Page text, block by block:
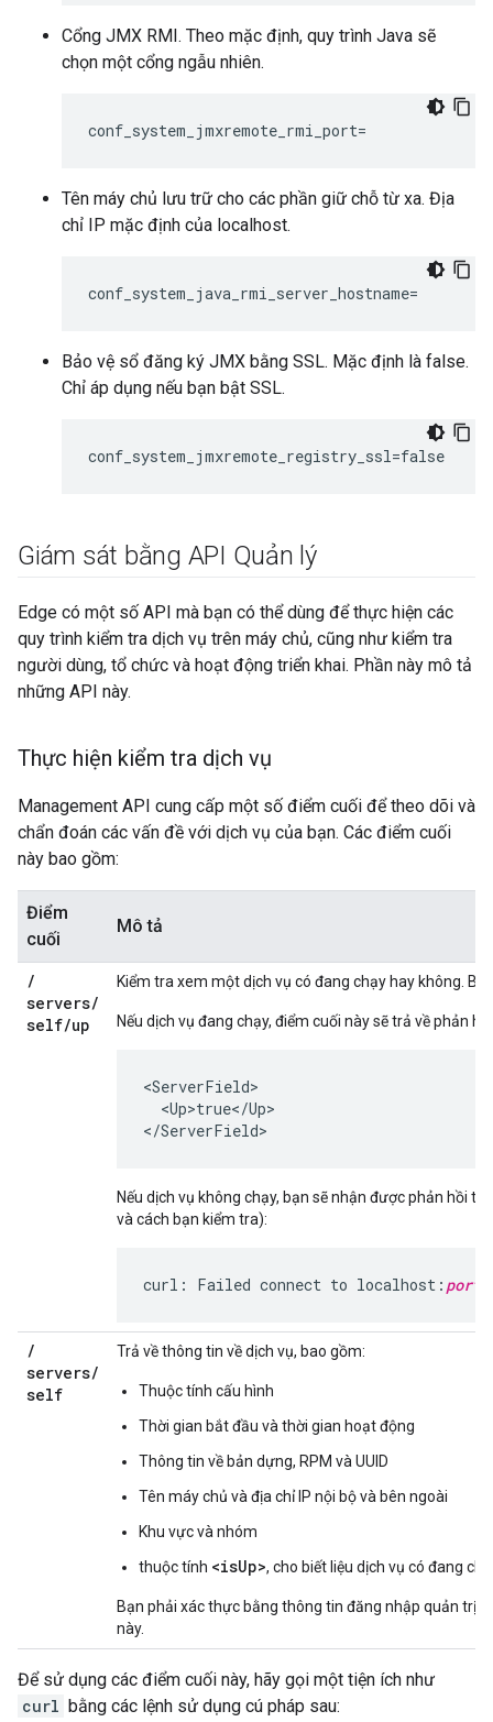
Cổng JMX RMI. Theo mặc định, quy trình Java sẽ
chọn một cổng ngẫu nhiên.
conf_system_jmxremote_rmi_port=
Tên máy chủ lưu trữ cho các phần giữ chỗ từ xa. Địa
chỉ IP mặc định của localhost.
conf_system_java_rmi_server_hostname=
Bảo vệ sổ đăng ký JMX bằng SSL. Mặc định là false.
Chỉ áp dụng nếu bạn bật SSL.
conf_system_jmxremote_registry_ssl=false
Giám sát bằng API Quản lý
Edge có một số API mà bạn có thể dùng để thực hiện các
quy trình kiểm tra dịch vụ trên máy chủ, cũng như kiểm tra
người dùng, tổ chức và hoạt động triển khai. Phần này mô tả
những API này.
Thực hiện kiểm tra dịch vụ
Management API cung cấp một số điểm cuối để theo dõi và
chẩn đoán các vấn đề với dịch vụ của bạn. Các điểm cuối
này bao gồm:
Điểm
cuối
Mô tả
/
servers/
self/up
Kiểm tra xem một dịch vụ có đang chạy hay không.
Nếu dịch vụ đang chạy, điểm cuối này sẽ trả về phản
<ServerField>
  <Up>true</Up>
</ServerField>
Nếu dịch vụ không chạy, bạn sẽ nhận được phản hồi
và cách bạn kiểm tra):
curl: Failed connect to localhost:
/
servers/
self
Trả về thông tin về dịch vụ, bao gồm:
Thuộc tính cấu hình
Thời gian bắt đầu và thời gian hoạt động
Thông tin về bản dựng, RPM và UUID
Tên máy chủ và địa chỉ IP nội bộ và bên ngoài
Khu vực và nhóm
thuộc tính <isUp>, cho biết liệu dịch vụ có đang
Bạn phải xác thực bằng thông tin đăng nhập quản trị
này.
Để sử dụng các điểm cuối này, hãy gọi một tiện ích như
curl bằng các lệnh sử dụng cú pháp sau: